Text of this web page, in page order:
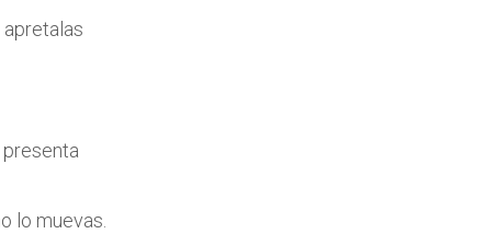
apretalas
lo muevas.